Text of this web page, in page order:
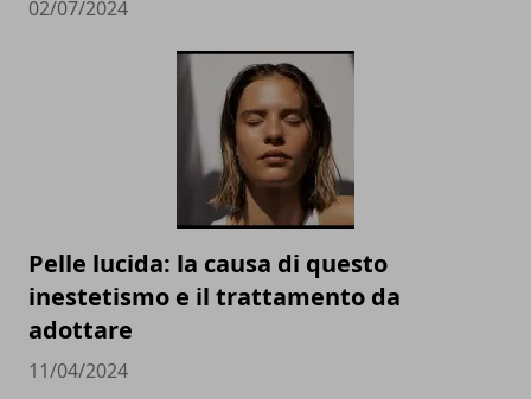
02/07/2024
Pelle lucida: la causa di questo
inestetismo e il trattamento da
adottare
11/04/2024